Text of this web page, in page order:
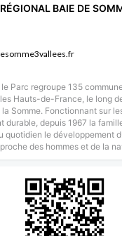
BAIE DE
Parc regroupe 135
Hauts-de-France, le long
Somme. Fonctionnant sur
durable, depuis 1967 la
quotidien le développement
des hommes et de la